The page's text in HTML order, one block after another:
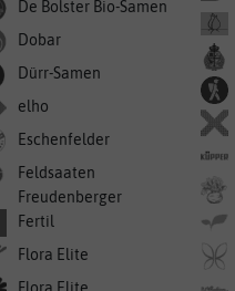
De Bolster Bio-Samen
Dobar
Dürr-Samen
elho
Eschenfelder
Feldsaaten
Freudenberger
Fertil
Flora Elite